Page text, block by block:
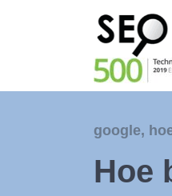
google,
Hoe